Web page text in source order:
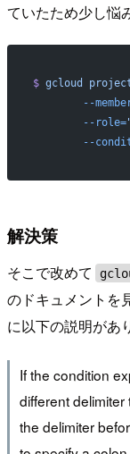
ていたため少し悩
$ gcloud
--
	--role=
--
解決策
そこで改めて
のドキュメントを
に以下の説明があ
If the condition
different
the delimiter